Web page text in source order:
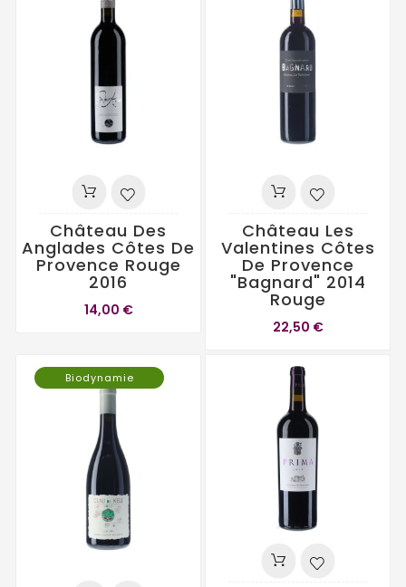
Château Des
Anglades Côtes De
Provence Rouge
2016
14,00 €
Château Les
Valentines Côtes
De Provence
"Bagnard" 2014
Rouge
22,50 €
Biodynamie